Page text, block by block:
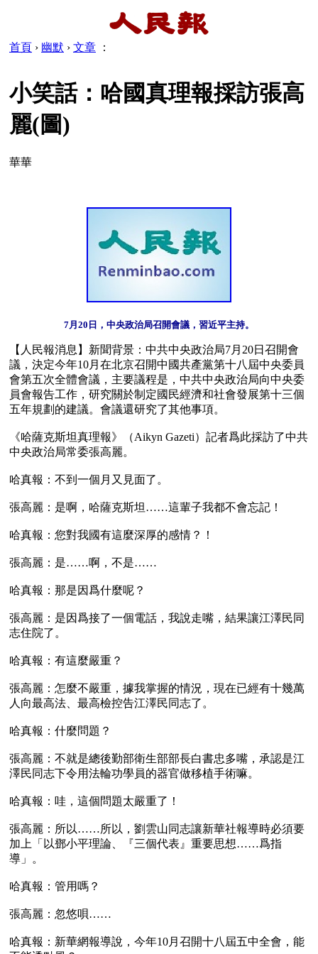
首頁 › 幽默 › 文章 ：
小笑話：哈國真理報採訪張高
麗(圖)
華華
7月20日，中央政治局召開會議，習近平主持。
【人民報消息】新聞背景：中共中央政治局7月20日召開會
議，決定今年10月在北京召開中國共產黨第十八屆中央委員
會第五次全體會議，主要議程是，中共中央政治局向中央委
員會報告工作，研究關於制定國民經濟和社會發展第十三個
五年規劃的建議。會議還研究了其他事項。
《哈薩克斯坦真理報》（Aikyn Gazeti）記者爲此採訪了中共
中央政治局常委張高麗。
哈真報：不到一個月又見面了。
張高麗：是啊，哈薩克斯坦……這輩子我都不會忘記！
哈真報：您對我國有這麼深厚的感情？！
張高麗：是……啊，不是……
哈真報：那是因爲什麼呢？
張高麗：是因爲接了一個電話，我說走嘴，結果讓江澤民同
志住院了。
哈真報：有這麼嚴重？
張高麗：怎麼不嚴重，據我掌握的情況，現在已經有十幾萬
人向最高法、最高檢控告江澤民同志了。
哈真報：什麼問題？
張高麗：不就是總後勤部衛生部部長白書忠多嘴，承認是江
澤民同志下令用法輪功學員的器官做移植手術嘛。
哈真報：哇，這個問題太嚴重了！
張高麗：所以……所以，劉雲山同志讓新華社報導時必須要
加上「以鄧小平理論、『三個代表』重要思想……爲指
導」。
哈真報：管用嗎？
張高麗：忽悠唄……
哈真報：新華網報導說，今年10月召開十八屆五中全會，能